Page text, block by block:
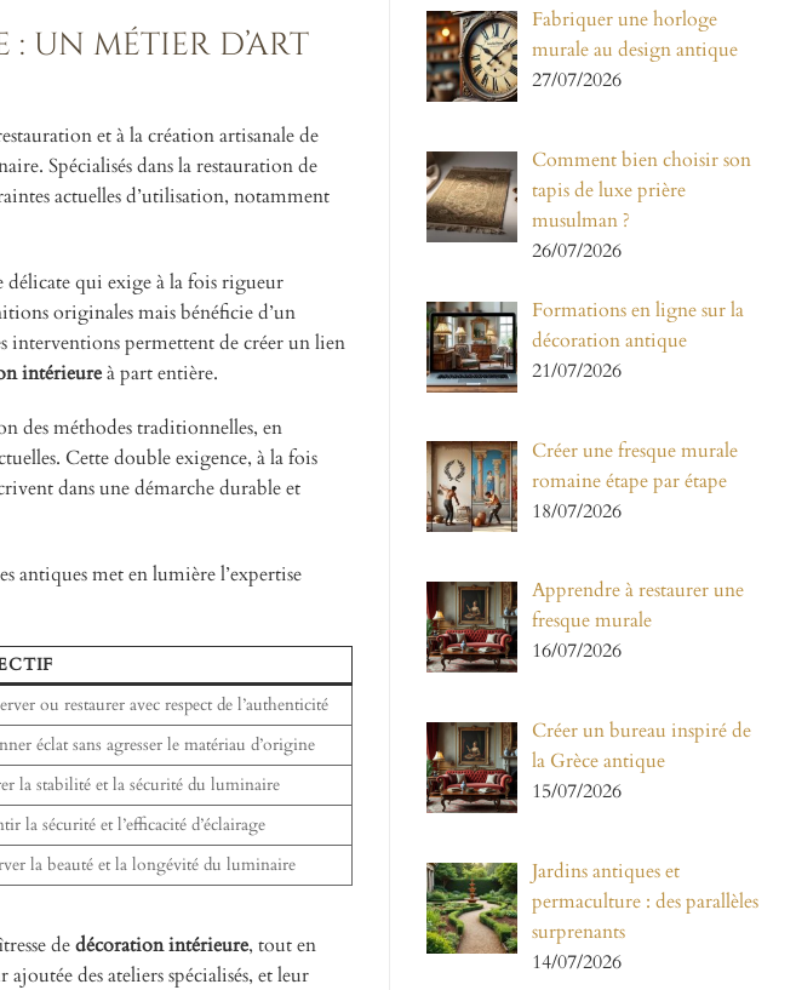
un métier d’art
et à la création artisanale de
Spécialisés dans la restauration de
actuelles d’utilisation, notamment
délicate qui exige à la fois rigueur
originales mais bénéficie d’un
interventions permettent de créer un lien
intérieureà part entière.
des méthodes traditionnelles, en
Cette double exigence, à la fois
dans une démarche durable et
antiques met en lumière l’expertise
ou restaurer avec respect de l’authenticité
éclat sans agresser le matériau d’origine
la stabilité et la sécurité du luminaire
la sécurité et l’efficacité d’éclairage
la beauté et la longévité du luminaire
dedécoration intérieure, tout en
des ateliers spécialisés, et leur
Fabriquer une horloge
murale au design antique
27/07/2026
Comment bien choisir son
tapis de luxe prière
musulman ?
26/07/2026
Formations en ligne sur la
décoration antique
21/07/2026
Créer une fresque murale
romaine étape par étape
18/07/2026
Apprendre à restaurer une
fresque murale
16/07/2026
Créer un bureau inspiré de
la Grèce antique
15/07/2026
Jardins antiques et
permaculture : des parallèles
surprenants
14/07/2026